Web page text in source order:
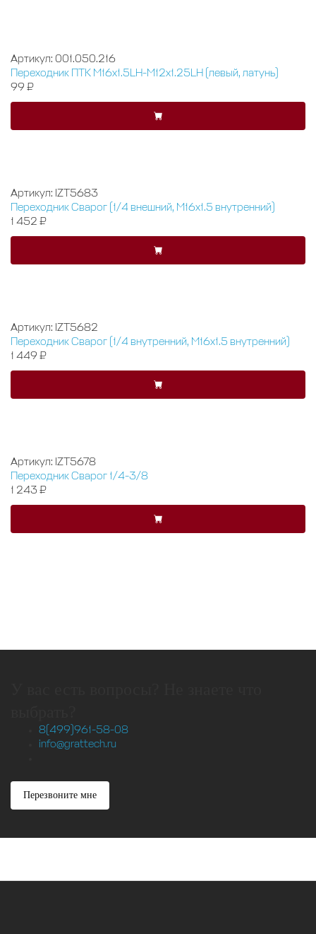
Артикул: 001.050.216
Переходник ПТК М16х1.5LH-М12х1.25LH (левый, латунь)
99 ₽
Артикул: IZT5683
Переходник Сварог (1/4 внешний, М16x1.5 внутренний)
1 452 ₽
Артикул: IZT5682
Переходник Сварог (1/4 внутренний, М16x1.5 внутренний)
1 449 ₽
Артикул: IZT5678
Переходник Сварог 1/4-3/8
1 243 ₽
8(499)961-58-08
info@grattech.ru
Перезвоните мне